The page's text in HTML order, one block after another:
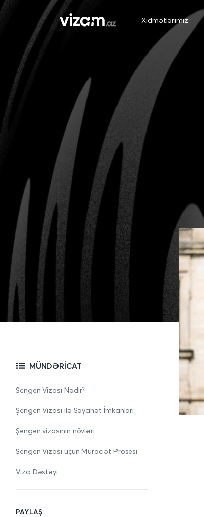
Xidmətlərimiz
MÜNDƏRICAT
Şengen Vizası Nədir?
Şengen Vizası ilə Səyahət İmkanları
Şengen vizasının növləri
Şengen Vizası üçün Müraciət Prosesi
Viza Dəstəyi
PAYLAŞ